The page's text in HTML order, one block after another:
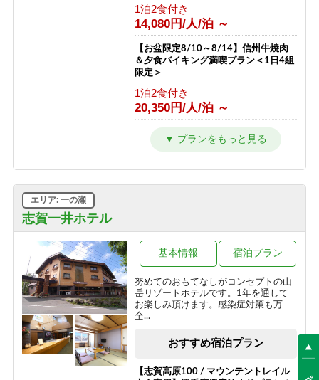
1泊2食付き
11,000円/人/泊 ～
お一人様 宿泊プラン
1泊2食付き
14,900円/人/泊 ～
1泊2食付き
14,080円/人/泊 ～
【お盆限定8/10～8/14】信州牛焼肉
＆夕食バイキング満喫プラン＜1日4組
限定＞
1泊2食付き
20,350円/人/泊 ～
【冬／１泊２食】志賀高原一の瀬スキ
ー場徒歩１分！ホテルジャパン志賀ス
朝食のみ
10,450円/人/泊 ～
【冬／素泊まり】雪質抜群の志賀高
原！自由気ままなスキー旅
素泊まり
8,800円/人/泊 ～
志賀一井ホテル
エリア: 一の瀬
努めてのおもてなしがコンセプトの山
岳リゾートホテルです。1年を通して
お楽しみ頂けます。感染症対策も万
全...
基本情報 宿泊プラン
おすすめ宿泊プラン
【志賀高原100 / マウンテントレイル